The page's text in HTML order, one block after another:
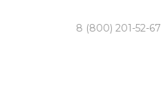
8 (800) 201-52-67